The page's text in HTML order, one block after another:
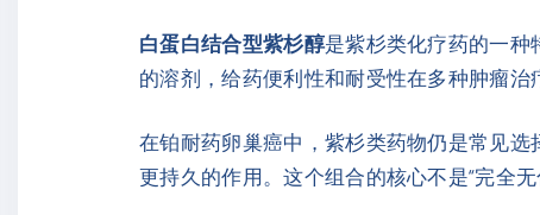
白蛋白结合型紫杉醇是紫杉类化疗药的一种
的溶剂，给药便利性和耐受性在多种肿瘤治
在铂耐药卵巢癌中，紫杉类药物仍是常见
更持久的作用。这个组合的核心不是“完全无